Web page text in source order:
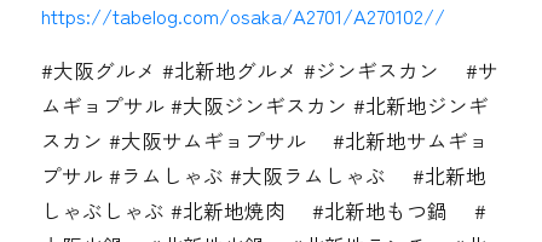
https://tabelog.com/osaka/A2701/A270102//
#大阪グルメ #北新地グルメ #ジンギスカン #サ
ムギョプサル #大阪ジンギスカン #北新地ジンギ
スカン #大阪サムギョプサル #北新地サムギョ
プサル #ラムしゃぶ #大阪ラムしゃぶ #北新地
しゃぶしゃぶ #北新地焼肉 #北新地もつ鍋 #